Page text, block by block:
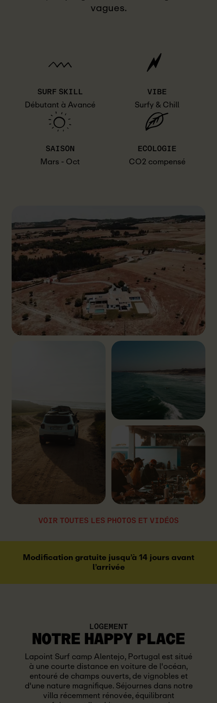
vagues.
SURF SKILL
Débutant à Avancé
VIBE
Surfy & Chill
SAISON
Mars - Oct
ECOLOGIE
CO2 compensé
VOIR TOUTES LES PHOTOS ET VIDÉOS
Modification gratuite jusqu’à 14 jours avant
l’arrivée
LOGEMENT
NOTRE HAPPY PLACE
Lapoint Surf camp Alentejo, Portugal est situé
à une courte distance en voiture de l'océan,
entouré de champs ouverts, de vignobles et
d'une nature magnifique. Séjournes dans notre
villa récemment rénovée, équilibrant